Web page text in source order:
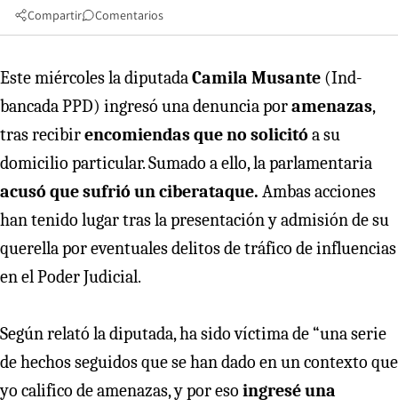
Compartir Comentarios
Este miércoles la diputadaCamila Musante (Ind-
bancada PPD) ingresó una denuncia poramenazas,
tras recibirencomiendas que no solicitó a su
domicilio particular. Sumado a ello, la parlamentaria
acusó que sufrió un ciberataque. Ambas acciones
han tenido lugar tras la presentación y admisión de su
querella por eventuales delitos de tráfico de influencias
en el Poder Judicial.
Según relató la diputada, ha sido víctima de “una serie
de hechos seguidos que se han dado en un contexto que
yo califico de amenazas, y por eso ingresé una